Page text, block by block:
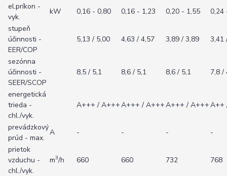
el.príkon -
vyk.
kW 0,16 - 0,80 0,16 - 1,23 0,20 - 1,55
0,24
stupeň
účinnosti -
EER/COP
5,13 / 5,00 4,63 / 4,57 3,89 / 3,89 3,41
sezónna
účinnosti -
SEER/SCOP
8,5 / 5,1 8,6 / 5,1 8,6 / 5,1 7,8 /
energetická
trieda -
chl./vyk.
A+++ / A+++A+++ / A+++A+++ / A+++A++
prevádzkový
prúd - max.
A - - -
-
prietok
vzduchu -
chl./vyk.
m3/h 660 660 732 768